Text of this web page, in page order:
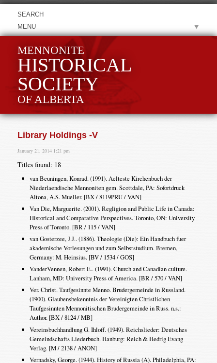
MENU
MENNONITE
HISTORICAL
SOCIETY
OF ALBERTA
Library Holdings -V
January 21, 2014 1:21 pm
Titles found: 18
van Beuningen, Konrad. (1991). Aelteste Kirchenbuch der
Niederlaendische Mennoniten gem. Scottdale, PA: Sofortdruck
Altona, A.S. Mueller. [BX / 8119PRU / VAN]
Van Die, Marguerite. (2001). Regligion and Public Life in Canada:
Historical and Comparative Perspectives. Toronto, ON: University
Press of Toronto. [BR / 115 / VAN]
van Gosterzee, J.J.. (1886). Theologie (Die): Ein Handbuch fuer
akademische Vorlesungen und zum Selbststudium. Bremen,
Germany: M. Heinsius. [BV / 1534 / GOS]
VanderVennen, Robert E.. (1991). Church and Canadian culture.
Lanham, MD: University Press of America. [BR / 570 / VAN]
Ver. Christ. Taufgesinnte Menno. Brudergemeinde in Russland.
(1900). Glaubensbekenntnis der Vereinigten Christlichen
Taufgesinnten Mennonitischen Brudergemeinde in Russ. n.s.:
Author. [BX / 8124 / MB]
Vereinsbuchhandlung G. Ihloff. (1949). Reichslieder: Deutsches
Gemeindschafts Liederbuch. Hanburg: Reich & Hedrig Evang
Verlag. [M / 2138 / ANON]
Vernadsky, George. (1944). History of Russia (A). Philadelphia, PA: